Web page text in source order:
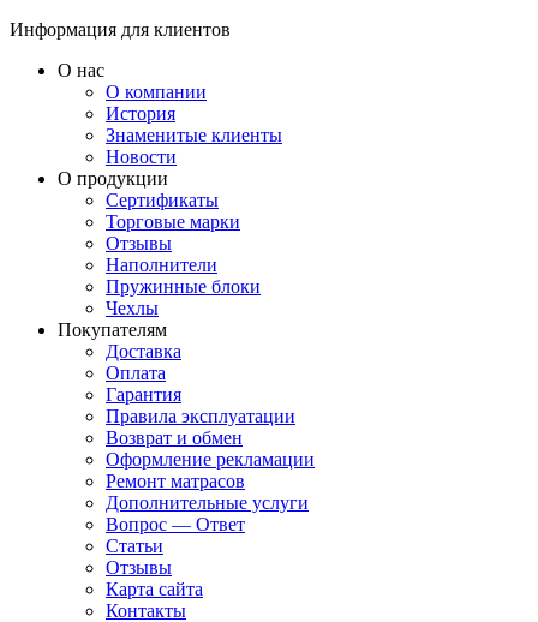
Информация для клиентов
О нас
О компании
История
Знаменитые клиенты
Новости
О продукции
Сертификаты
Торговые марки
Отзывы
Наполнители
Пружинные блоки
Чехлы
Покупателям
Доставка
Оплата
Гарантия
Правила эксплуатации
Возврат и обмен
Оформление рекламации
Ремонт матрасов
Дополнительные услуги
Вопрос — Ответ
Статьи
Отзывы
Карта сайта
Контакты